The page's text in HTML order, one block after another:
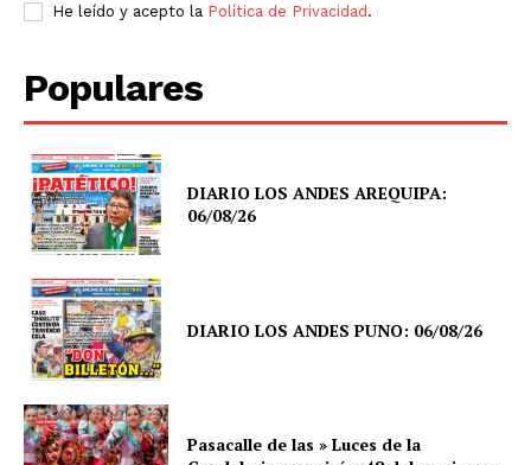
He leído y acepto la Política de Privacidad.
Populares
DIARIO LOS ANDES AREQUIPA:
06/08/26
DIARIO LOS ANDES PUNO: 06/08/26
Pasacalle de las » Luces de la